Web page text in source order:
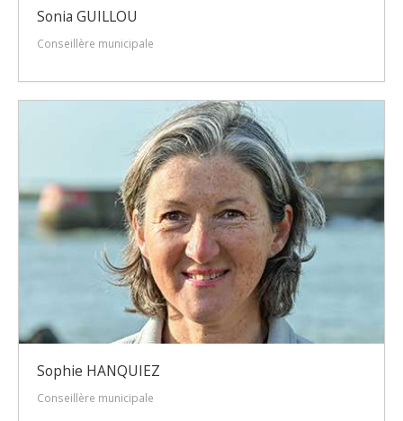
Sonia GUILLOU
Conseillère municipale
Sophie HANQUIEZ
Conseillère municipale